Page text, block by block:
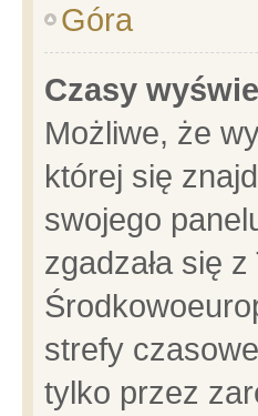
Góra
Czasy
Możliwe, że
której się
swojego
zgadzała się
strefy
tylko przez